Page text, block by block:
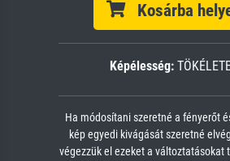
Kosárba
Képélesség:
Ha módosítani szeretné a fényerőt
kép egyedi kivágását szeretné
végezzük el ezeket a változtatásokat